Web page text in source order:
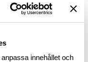
innehållet och